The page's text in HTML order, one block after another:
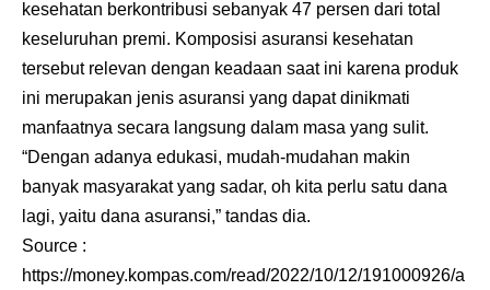
kesehatan berkontribusi sebanyak 47 persen dari total
keseluruhan premi. Komposisi asuransi kesehatan
tersebut relevan dengan keadaan saat ini karena produk
ini merupakan jenis asuransi yang dapat dinikmati
manfaatnya secara langsung dalam masa yang sulit.
“Dengan adanya edukasi, mudah-mudahan makin
banyak masyarakat yang sadar, oh kita perlu satu dana
lagi, yaitu dana asuransi,” tandas dia.
Source :
https://money.kompas.com/read/2022/10/12/191000926/a